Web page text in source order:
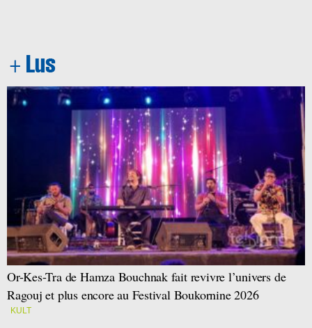
Or-Kes-Tra de Hamza Bouchnak fait revivre l’univers de
Ragouj et plus encore au Festival Boukornine 2026
KULT